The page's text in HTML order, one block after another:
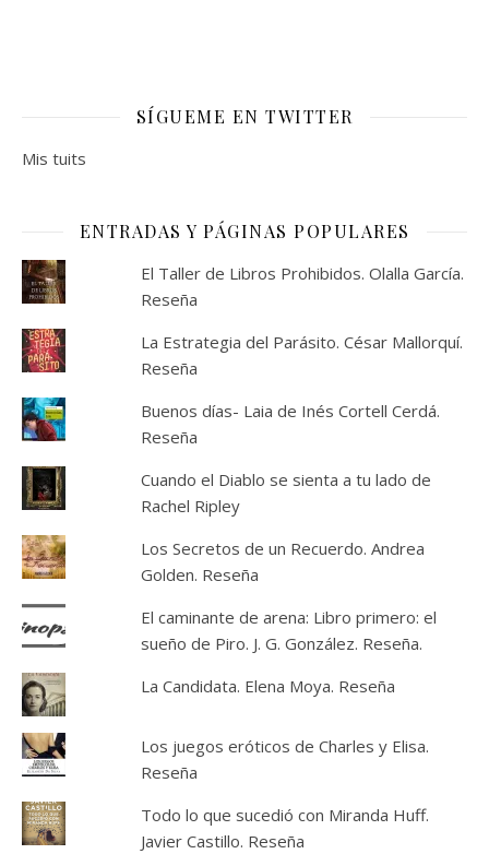
SÍGUEME EN TWITTER
Mis tuits
ENTRADAS Y PÁGINAS POPULARES
El Taller de Libros Prohibidos. Olalla García.
Reseña
La Estrategia del Parásito. César Mallorquí.
Reseña
Buenos días- Laia de Inés Cortell Cerdá.
Reseña
Cuando el Diablo se sienta a tu lado de
Rachel Ripley
Los Secretos de un Recuerdo. Andrea
Golden. Reseña
El caminante de arena: Libro primero: el
sueño de Piro. J. G. González. Reseña.
La Candidata. Elena Moya. Reseña
Los juegos eróticos de Charles y Elisa.
Reseña
Todo lo que sucedió con Miranda Huff.
Javier Castillo. Reseña